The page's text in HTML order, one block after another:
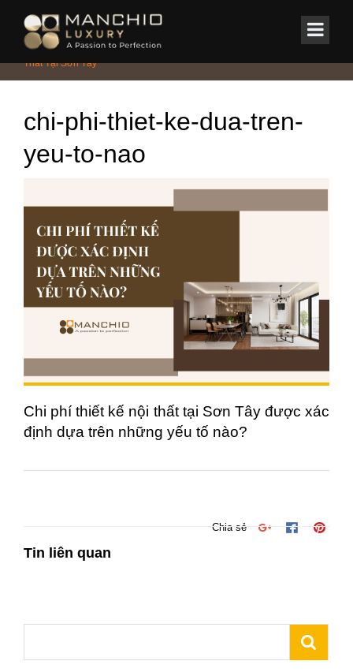
Home/Tin Tức & Sự Kiện/Bảng Giá Chi Tiết Dịch Vụ Thiết Kế Nội
Thất Tại Sơn Tây
chi-phi-thiet-ke-dua-tren-
yeu-to-nao
Chi phí thiết kế nội thất tại Sơn Tây được xác
định dựa trên những yếu tố nào?
Chia sẻ
Tin liên quan